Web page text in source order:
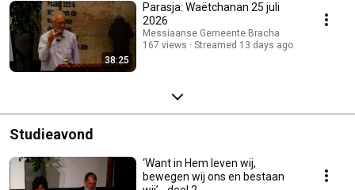
38:25
Parasja: Waëtchanan 25 juli
2026
Messiaanse Gemeente Bracha
167 views
Streamed 13 days ago
Studieavond
‘Want in Hem leven wij,
bewegen wij ons en bestaan